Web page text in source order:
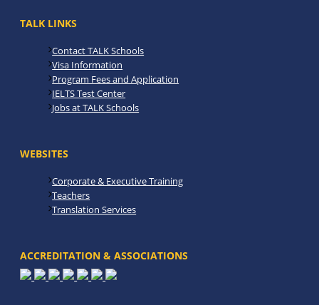
TALK LINKS
Contact TALK Schools
Visa Information
Program Fees and Application
IELTS Test Center
Jobs at TALK Schools
WEBSITES
Corporate & Executive Training
Teachers
Translation Services
ACCREDITATION & ASSOCIATIONS